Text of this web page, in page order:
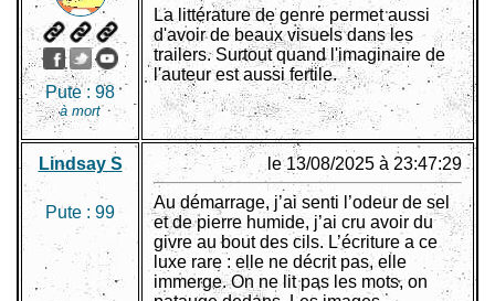
Pute : 98
à mort
La littérature de genre permet aussi
d'avoir de beaux visuels dans les
trailers. Surtout quand l'imaginaire de
l'auteur est aussi fertile.
Lindsay S
Pute : 99
le 13/08/2025 à 23:47:29
Au démarrage, j’ai senti l’odeur de sel
et de pierre humide, j’ai cru avoir du
givre au bout des cils. L’écriture a ce
luxe rare : elle ne décrit pas, elle
immerge. On ne lit pas les mots, on